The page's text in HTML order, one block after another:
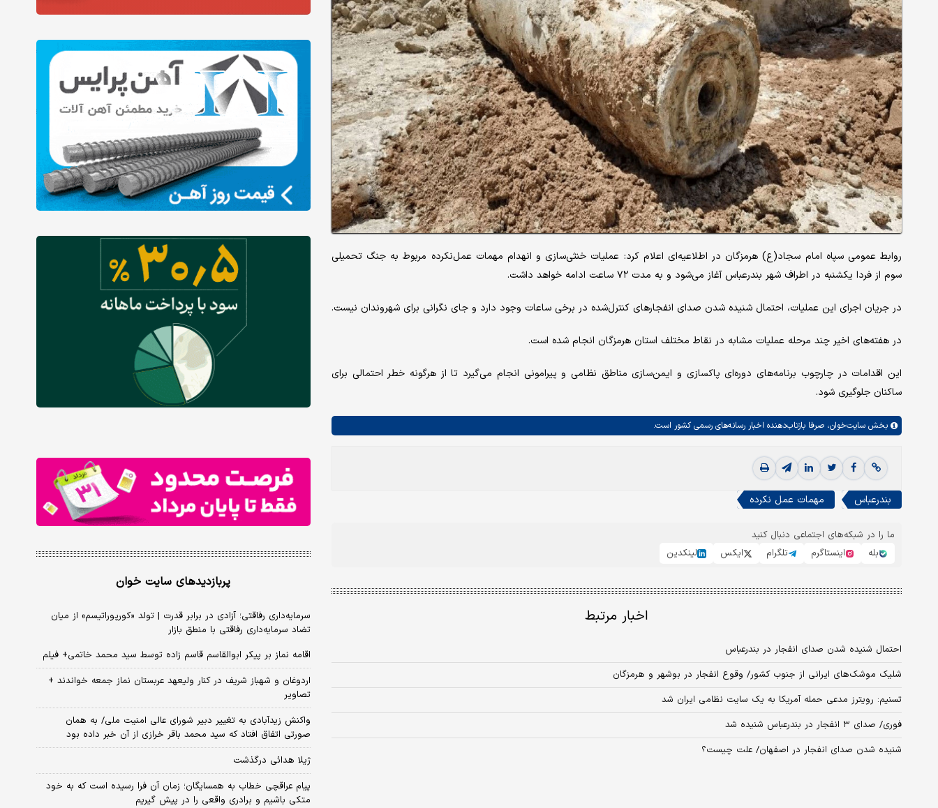
روابط عمومی سپاه امام سجاد(ع) هرمزگان در اطلاعیه‌ای اعلام کرد: عملیات خنثی‌سازی و انهدام مهمات عمل‌نکرده مربوط به جنگ تحمیلی
سوم از فردا یکشنبه در اطراف شهر بندرعباس آغاز می‌شود و به مدت ۷۲ ساعت ادامه خواهد داشت.
در جریان اجرای این عملیات، احتمال شنیده شدن صدای انفجارهای کنترل‌شده در برخی ساعات وجود دارد و جای نگرانی برای شهروندان نیست.
در هفته‌های اخیر چند مرحله عملیات مشابه در نقاط مختلف استان هرمزگان انجام شده است.
این اقدامات در چارچوب برنامه‌های دوره‌ای پاکسازی و ایمن‌سازی مناطق نظامی و پیرامونی انجام می‌گیرد تا از هرگونه خطر احتمالی برای
ساکنان جلوگیری شود.
بخش سایت‌خوان، صرفا بازتاب‌دهنده اخبار رسانه‌های رسمی کشور است.
بندرعباس مهمات عمل نکرده
ما را در شبکه‌های اجتماعی دنبال کنید
بله
اینستاگرم تلگرام ایکس لینکدین
اخبار مرتبط
احتمال شنیده شدن صدای انفجار در بندرعباس
شلیک موشک‌های ایرانی از جنوب کشور/ وقوع انفجار در بوشهر و هرمزگان
تسنیم: رویترز مدعی حمله آمریکا به یک سایت نظامی ایران شد
فوری/ صدای ۳ انفجار در بندرعباس شنیده شد
شنیده شدن صدای انفجار در اصفهان/ علت چیست؟
پربازدیدهای سایت خوان
سرمایه‌داری رفاقتی؛ آزادی در برابر قدرت | تولد «کورپوراتیسم» از میان
تضاد سرمایه‌داری رفاقتی با منطق بازار
اقامه نماز بر پیکر ابوالقاسم قاسم زاده توسط سید محمد خاتمی+ فیلم
اردوغان و شهباز شریف در کنار ولیعهد عربستان نماز جمعه خواندند +
تصاویر
واکنش زیدآبادی به تغییر دبیر شورای عالی امنیت ملی/ به همان
صورتی اتفاق افتاد که سید محمد باقر خرازی از آن خبر داده بود
ژیلا هدائی درگذشت
پیام عراقچی خطاب به همسایگان؛ زمان آن فرا رسیده است که به خود
متکی باشیم و برادری واقعی را در پیش گیریم